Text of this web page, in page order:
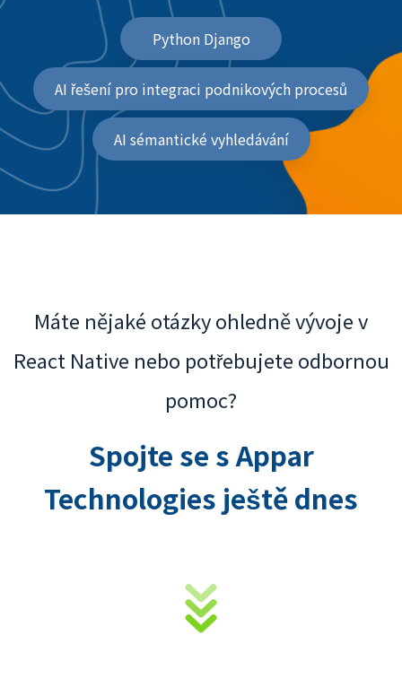
Python Django
AI řešení pro integraci podnikových procesů
AI sémantické vyhledávání
Máte nějaké otázky ohledně vývoje v
React Native nebo potřebujete odbornou
pomoc?
Spojte se s Appar
Technologies ještě dnes